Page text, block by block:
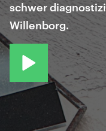
schwer
Willenborg.